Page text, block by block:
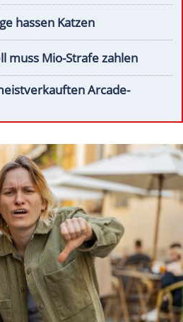
hassen Katzen
muss Mio-Strafe zahlen
Arcade-